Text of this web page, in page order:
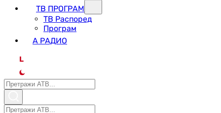
ТВ ПРОГРАМ
ТВ Распоред
Програм
А РАДИО
L